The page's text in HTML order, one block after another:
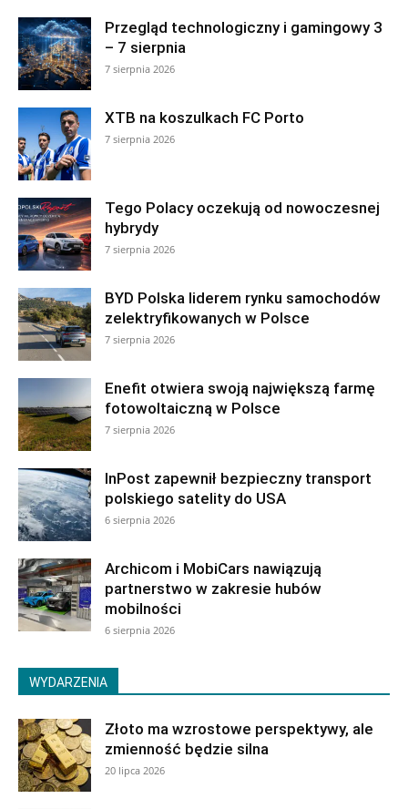
Przegląd technologiczny i gamingowy 3
– 7 sierpnia
7 sierpnia 2026
XTB na koszulkach FC Porto
7 sierpnia 2026
Tego Polacy oczekują od nowoczesnej
hybrydy
7 sierpnia 2026
BYD Polska liderem rynku samochodów
zelektryfikowanych w Polsce
7 sierpnia 2026
Enefit otwiera swoją największą farmę
fotowoltaiczną w Polsce
7 sierpnia 2026
InPost zapewnił bezpieczny transport
polskiego satelity do USA
6 sierpnia 2026
Archicom i MobiCars nawiązują
partnerstwo w zakresie hubów
mobilności
6 sierpnia 2026
WYDARZENIA
Złoto ma wzrostowe perspektywy, ale
zmienność będzie silna
20 lipca 2026